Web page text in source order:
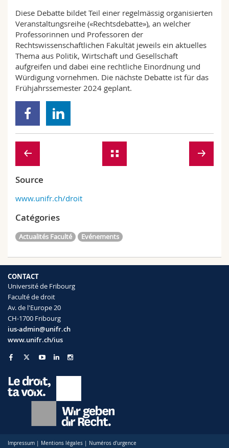
Diese Debatte bildet Teil einer regelmässig organisierten
Veranstaltungsreihe («Rechtsdebatte»), an welcher
Professorinnen und Professoren der
Rechtswissenschaftlichen Fakultät jeweils ein aktuelles
Thema aus Politik, Wirtschaft und Gesellschaft
aufgreifen und dabei eine rechtliche Einordnung und
Würdigung vornehmen. Die nächste Debatte ist für das
Frühjahrssemester 2024 geplant.
Source
www.unifr.ch/droit
Catégories
Actualités Faculté Evénements
CONTACT
Université de Fribourg
Faculté de droit
Av. de l'Europe 20
CH-1700 Fribourg
ius-admin@unifr.ch
www.unifr.ch/ius
Impressum | Mentions légales | Numéros d'urgence